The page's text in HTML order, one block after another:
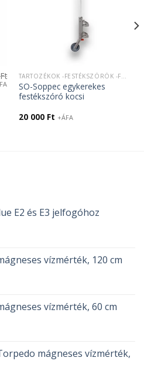
Ft TARTOZÉKOK -FESTÉKSZÓRÓK -FESTÉKTARTÓK
SO-Soppec egykerekes
festékszóró kocsi
20 000 Ft +ÁFA
E2 és E3 jelfogóhoz
vízmérték, 120 cm
vízmérték, 60 cm
mágneses vízmérték,